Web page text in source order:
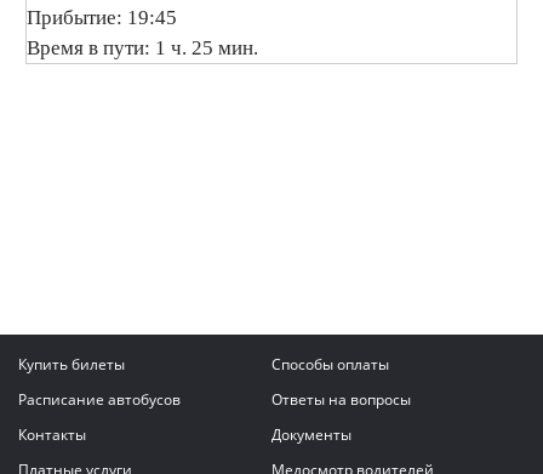
Прибытие: 19:45
Время в пути: 1 ч. 25 мин.
Купить билеты
Способы оплаты
Расписание автобусов
Ответы на вопросы
Контакты
Документы
Платные услуги
Медосмотр водителей